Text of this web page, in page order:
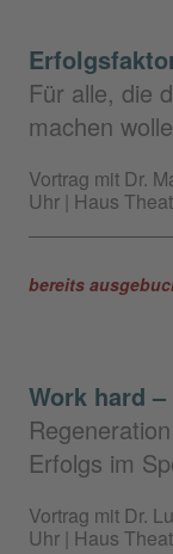
Für alle, die
machen
Vortrag mit Dr.
Uhr | Haus
bereits
Work hard
Erfolgs im
Vortrag mit Dr.
Uhr | Haus